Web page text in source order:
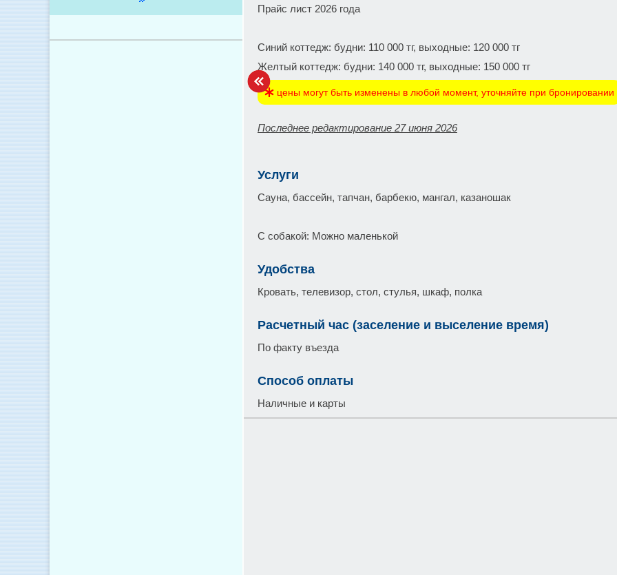
Прайс лист 2026 года
Синий коттедж: будни: 110 000 тг, выходные: 120 000 тг
Желтый коттедж: будни: 140 000 тг, выходные: 150 000 тг
цены могут быть изменены в любой момент, уточняйте при бронировании
Последнее редактирование 27 июня 2026
Услуги
Сауна, бассейн, тапчан, барбекю, мангал, казаношак
С собакой: Можно маленькой
Удобства
Кровать, телевизор, стол, стулья, шкаф, полка
Расчетный час (заселение и выселение время)
По факту въезда
Способ оплаты
Наличные и карты